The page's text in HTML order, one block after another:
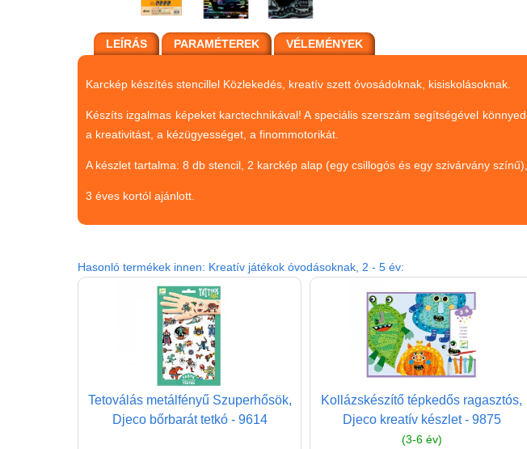
LEÍRÁS PARAMÉTEREK VÉLEMÉNYEK
Karckép készítés stencillel Közlekedés, kreatív szett óvosádoknak, kisiskolásoknak.
Készíts izgalmas képeket karctechnikával! A speciális szerszám segítségével
a kreativitást, a kézügyességet, a finommotorikát.
A készlet tartalma: 8 db stencil, 2 karckép alap (egy csillogós és egy szivárvány
3 éves kortól ajánlott.
Hasonló termékek innen: Kreatív játékok óvodásoknak, 2 - 5 év:
Tetoválás metálfényű Szuperhősök,
Djeco bőrbarát tetkó - 9614
Kollázskészítő tépkedős ragasztós,
Djeco kreatív készlet - 9875
(3-6 év)